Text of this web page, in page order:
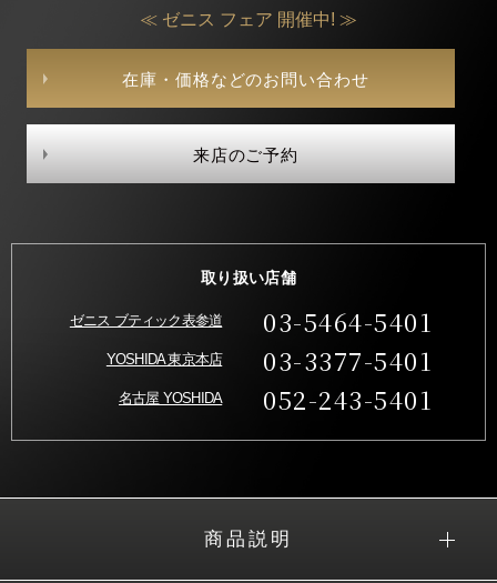
≪ ゼニス フェア 開催中! ≫
在庫・価格などのお問い合わせ
来店のご予約
取り扱い店舗
ゼニス ブティック表参道 03-5464-5401
YOSHIDA 東京本店 03-3377-5401
名古屋 YOSHIDA 052-243-5401
商品説明